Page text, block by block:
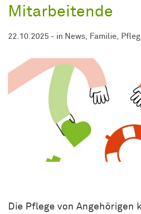
Mitarbeitende
22.10.2025 - in News Familie
Die Pflege von Angehörigen